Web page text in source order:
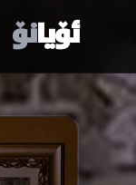
ئۆیانۆ